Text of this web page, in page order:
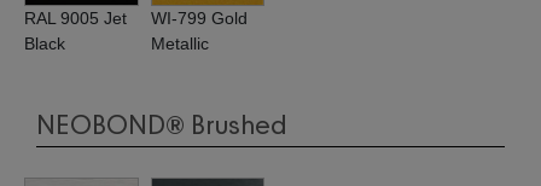
RAL 9005 Jet
Black
WI-799 Gold
Metallic
NEOBOND® Brushed